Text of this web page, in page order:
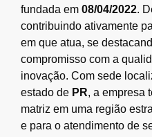
fundada em 08/04/2022.
contribuindo ativamente
em que atua, se
compromisso com a
inovação. Com sede
estado de PR, a empresa
matriz em uma região
e para o atendimento de